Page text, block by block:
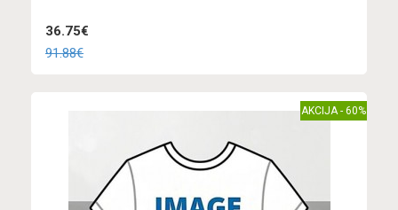
36.75€
91.88€
AKCIJA - 60%